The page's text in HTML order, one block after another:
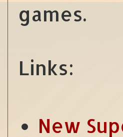
games.
Links:
New